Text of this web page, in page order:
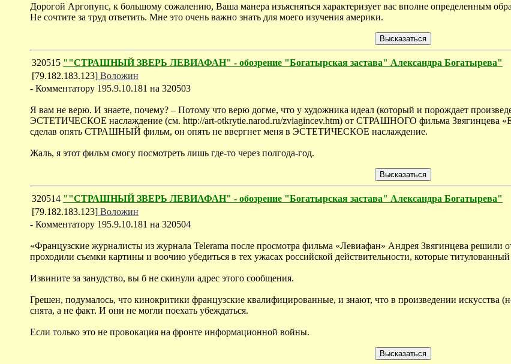
Дорогой Аргопупс, к большому сожалению, Ваша манера изъясняться характеризует вас вполне определенным
Не сочтите за труд ответить. Мне это очень важно знать для моего изучения америки.
320515 ""СТРАШНЫЙ ЗВЕРЬ ЛЕВИАФАН" - обозрение "Богатырская застава" Александра Богатырева"
[79.182.183.123] Воложин
- Комментатору 195.9.10.181 на 320503
Я вам не верю. И знаете, почему? – Потому что верю догме, что у художника идеал (который и порождает
ЭСТЕТИЧЕСКОЕ наслаждение (см. http://art-otkrytie.narod.ru/zviagincev.htm) от СТРАШНОГО фильма Звягинцева
сделав опять СТРАШНЫЙ фильм, он опять не ввергнет меня в ЭСТЕТИЧЕСКОЕ наслаждение.
Жаль, я этот фильм смогу посмотреть лишь где-то через полгода-год.
320514 ""СТРАШНЫЙ ЗВЕРЬ ЛЕВИАФАН" - обозрение "Богатырская застава" Александра Богатырева"
[79.182.183.123] Воложин
- Комментатору 195.9.10.181 на 320504
«Французские журналисты из журнала Telerama после просмотра фильма «Левиафан» Андрея Звягинцева решили
проходили съемки картины и воочию убедиться в тех ужасах российской действительности, которые
Извините за занудство, вы б не скинули адрес этого сообщения.
Грешен, подумалось, что кинокритики французские квалифицированные, и знают, что в произведении искусства
снята, а не факт. И они не могли поехать убеждаться.
Если только это не провокация на фронте информационной войны.